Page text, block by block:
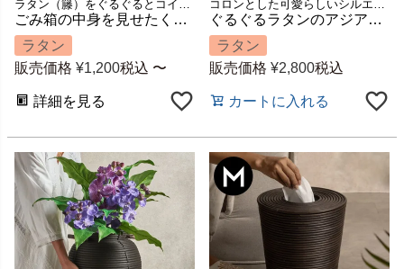
ごみ箱の中身を見せたくない方におすすめ【TSUMUKURI】ラタンのマルチバスケットの蓋 M/ L [1432]
ラタン
販売価格 ¥1,200税込 〜
詳細を見る
ぐるぐるラタンのアジアンプランターカバー [14278]
ラタン
販売価格 ¥2,800税込
カートに入れる